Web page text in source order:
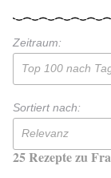
Zeitraum:
Top 100 nach
Sortiert nach:
Relevanz
25 Rezepte zu